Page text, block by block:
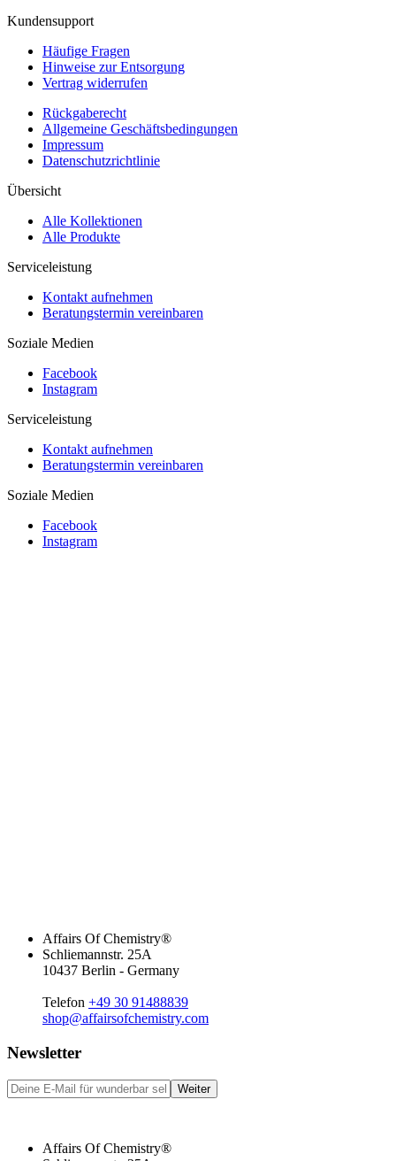
Kundensupport
Häufige Fragen
Hinweise zur Entsorgung
Vertrag widerrufen
Rückgaberecht
Allgemeine Geschäftsbedingungen
Impressum
Datenschutzrichtlinie
Übersicht
Alle Kollektionen
Alle Produkte
Serviceleistung
Kontakt aufnehmen
Beratungstermin vereinbaren
Soziale Medien
Facebook
Instagram
Serviceleistung
Kontakt aufnehmen
Beratungstermin vereinbaren
Soziale Medien
Facebook
Instagram
Affairs Of Chemistry®
Schliemannstr. 25A
10437 Berlin - Germany
Telefon +49 30 91488839
shop@affairsofchemistry.com
Newsletter
Weiter
Affairs Of Chemistry®